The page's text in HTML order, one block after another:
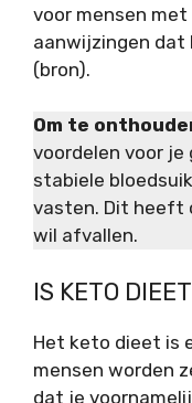
voor mensen
aanwijzingen dat
(bron).
Om te
voordelen voor je
stabiele
vasten. Dit heeft
wil afvallen.
IS KETO
Het keto dieet is
mensen worden
dat je